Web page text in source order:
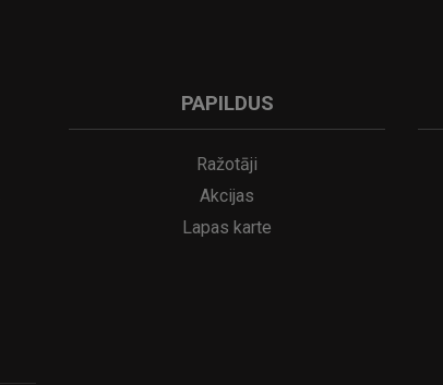
PAPILDUS
Ražotāji
Akcijas
Lapas karte